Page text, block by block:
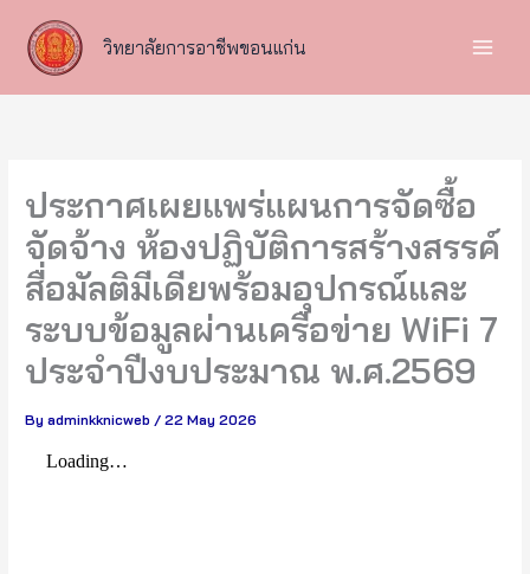
content
วิทยาลัยการอาชีพขอนแก่น
ประกาศเผยแพร่แผนการจัดซื้อ
จัดจ้าง ห้องปฏิบัติการสร้างสรรค์
สื่อมัลติมีเดียพร้อมอุปกรณ์และ
ระบบข้อมูลผ่านเครือข่าย WiFi 7
ประจำปีงบประมาณ พ.ศ.2569
Byadminkknicweb /22 May 2026